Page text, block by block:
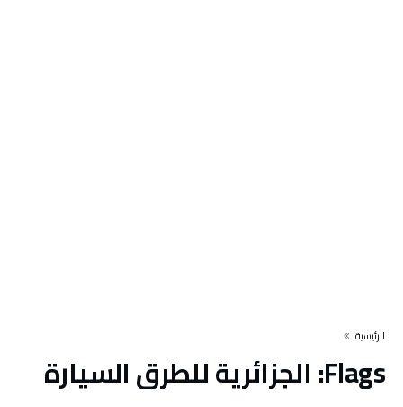
‫الرئيسية‬
Flags: الجزائرية للطرق السيارة